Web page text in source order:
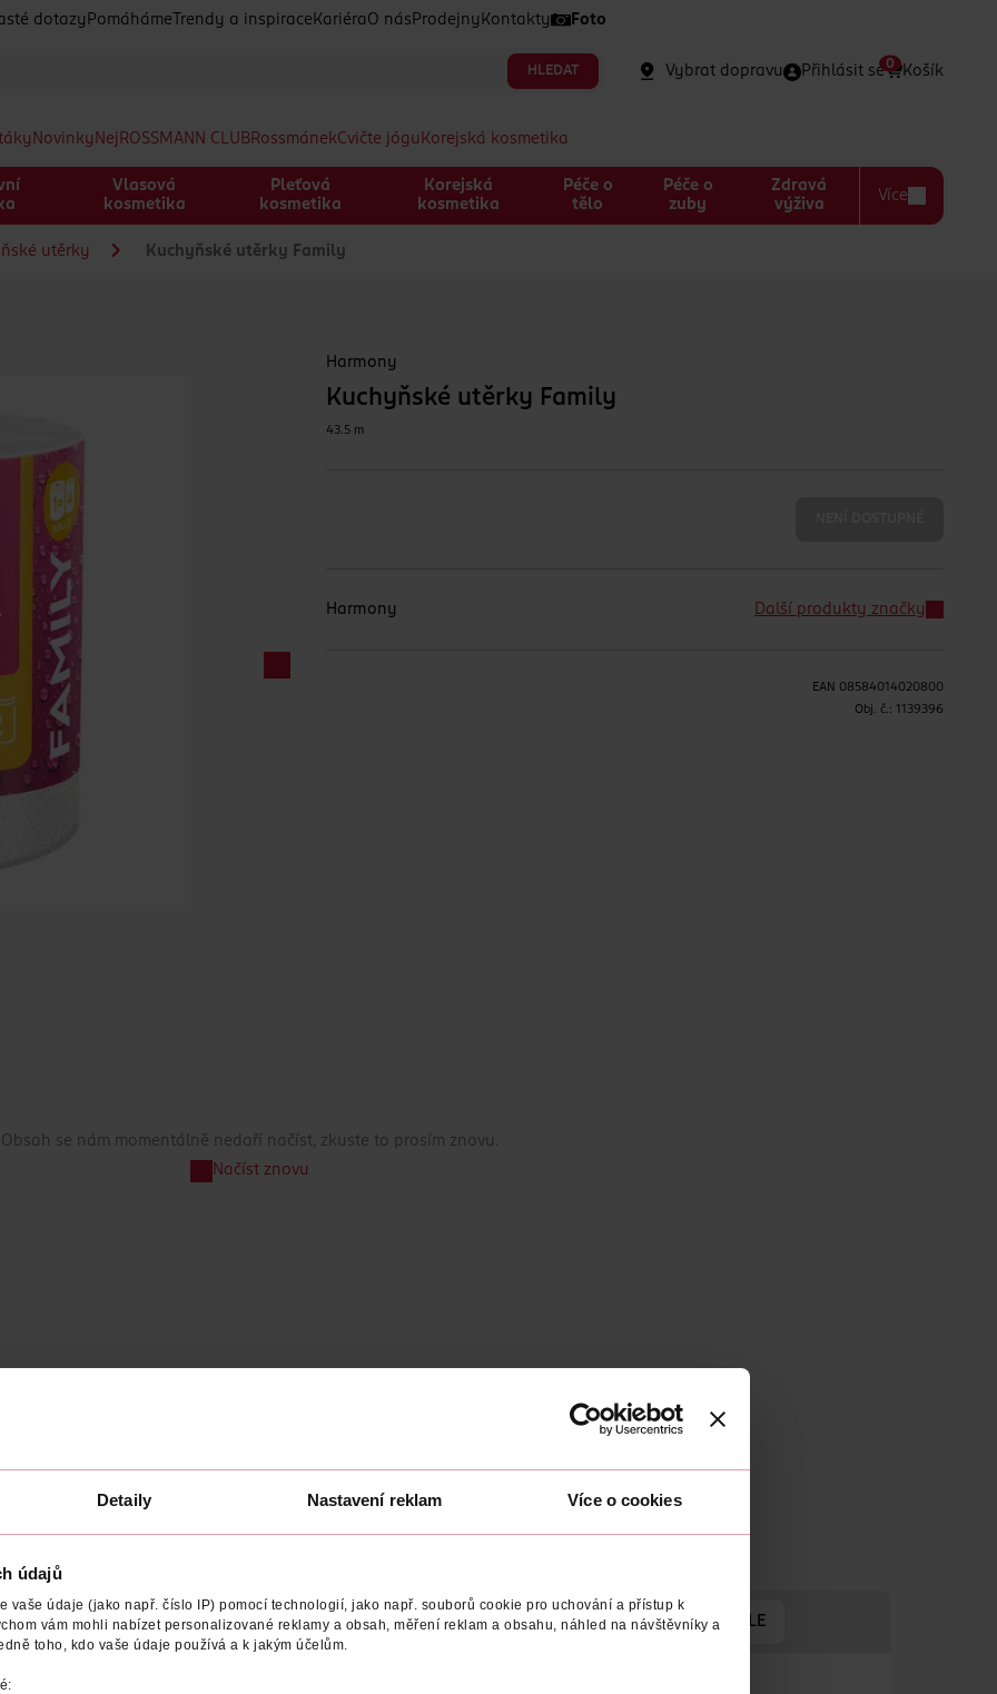
Detaily Nastavení reklam Více o cookies
údajů
vaše údaje (jako např. číslo IP) pomocí technologií, jako např. souborů cookie pro uchování a přístup k
vám mohli nabízet personalizované reklamy a obsah, měření reklam a obsahu, náhled na návštěvníky a
toho, kdo vaše údaje používá a k jakým účelům.
dotazy Pomáháme Trendy a inspirace Kariéra O nás Prodejny Kontakty Foto
HLEDAT Vybrat dopravu Přihlásit se Košík
0
Novinky Nej ROSSMANN CLUBRossmánekCvičte jógu Korejská kosmetika
Vlasová
kosmetika
Pleťová
kosmetika
Korejská
kosmetika
Péče o
tělo
Péče o
zuby
Zdravá
výživa
Více
utěrky Kuchyňské utěrky Family
Harmony
Kuchyňské utěrky Family
43.5 m
Harmony Další produkty značky
EAN 08584014020800
Obj. č.: 1139396
Obsah se nám momentálně nedaří načíst, zkuste to prosím znovu.
Načíst znovu
DÉLKA POČET NÁZEV VÝROBCE/DODAVATELE ADRESA VÝROBCE/DODAVATELE
v domácnosti s ekonomickým návinem cca 44 metrů.